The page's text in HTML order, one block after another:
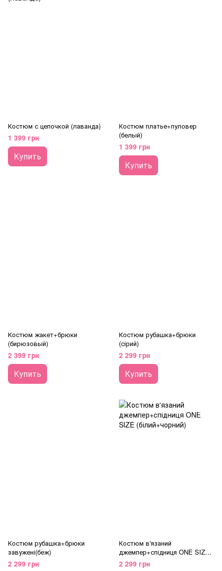
Костюм с цепочкой (лаванда)
1 399 грн
Купить
Костюм платье+пуловер
(белый)
1 399 грн
Купить
Костюм жакет+брюки
(бирюзовый)
2 399 грн
Купить
Костюм рубашка+брюки
(сірий)
2 299 грн
Купить
Костюм рубашка+брюки
завужені(беж)
2 299 грн
Костюм в'язаний
джемпер+спідниця ONE SIZE
(білий+чорний)
2 299 грн